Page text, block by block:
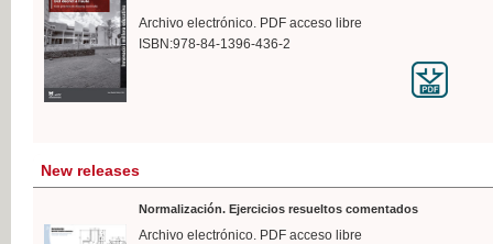
Archivo electrónico. PDF acceso libre
ISBN:978-84-1396-436-2
New releases
Normalización. Ejercicios resueltos comentados
Archivo electrónico. PDF acceso libre